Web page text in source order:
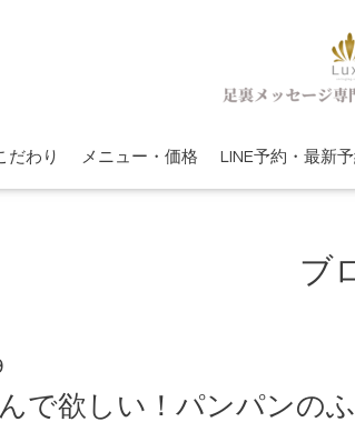
だわり メニュー・価格 LINE予約・最新
ブ
で欲しい！パンパンの